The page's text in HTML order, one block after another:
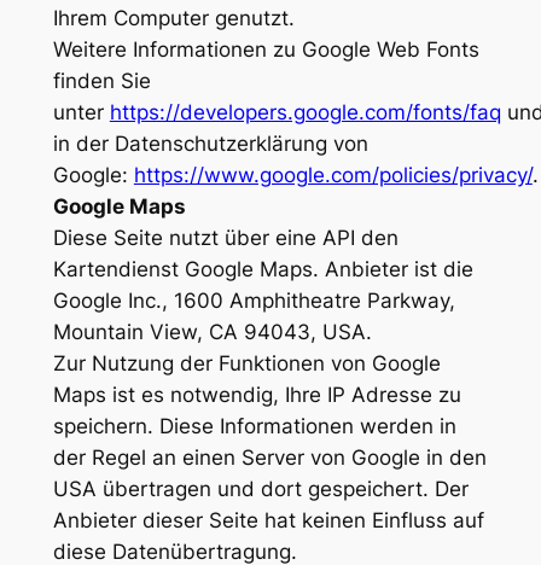
Ihrem Computer genutzt.
Weitere Informationen zu Google Web Fonts
finden Sie
unter https://developers.google.com/fonts/faq
in der Datenschutzerklärung von
Google: https://www.google.com/policies/privacy/.
Google Maps
Diese Seite nutzt über eine API den
Kartendienst Google Maps. Anbieter ist die
Google Inc., 1600 Amphitheatre Parkway,
Mountain View, CA 94043, USA.
Zur Nutzung der Funktionen von Google
Maps ist es notwendig, Ihre IP Adresse zu
speichern. Diese Informationen werden in
der Regel an einen Server von Google in den
USA übertragen und dort gespeichert. Der
Anbieter dieser Seite hat keinen Einfluss auf
diese Datenübertragung.